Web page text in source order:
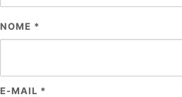
NOME *
E-MAIL *